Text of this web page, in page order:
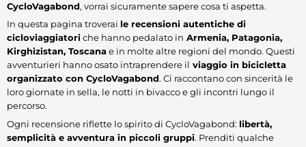
CycloVagabond, vorrai sicuramente sapere cosa ti aspetta.
In questa pagina troverai le recensioni autentiche di
cicloviaggiatori che hanno pedalato in Armenia, Patagonia,
Kirghizistan, Toscana e in molte altre regioni del mondo. Questi
avventurieri hanno osato intraprendere il viaggio in bicicletta
organizzato con CycloVagabond. Ci raccontano con sincerità le
loro giornate in sella, le notti in bivacco e gli incontri lungo il
percorso.
Ogni recensione riflette lo spirito di CycloVagabond: libertà,
semplicità e avventura in piccoli gruppi. Prenditi qualche